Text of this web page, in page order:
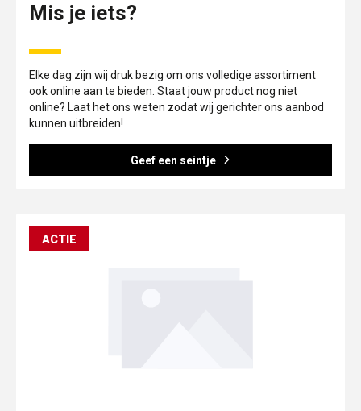
Mis je iets?
Elke dag zijn wij druk bezig om ons volledige assortiment
ook online aan te bieden. Staat jouw product nog niet
online? Laat het ons weten zodat wij gerichter ons aanbod
kunnen uitbreiden!
Geef een seintje
ACTIE